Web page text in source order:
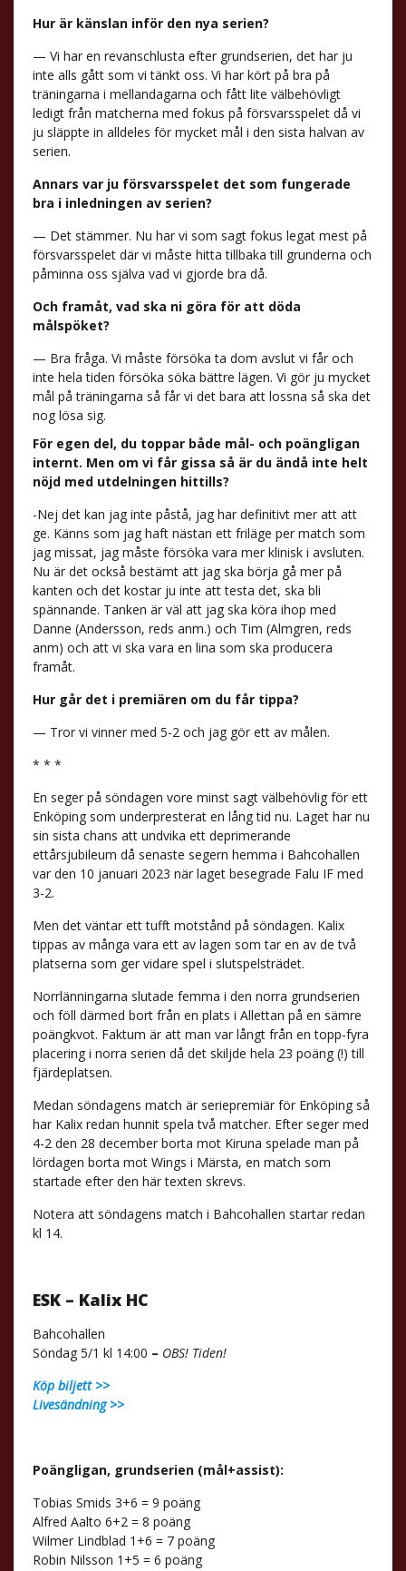
Hur är känslan inför den nya serien?
— Vi har en revanschlusta efter grundserien, det har ju
inte alls gått som vi tänkt oss. Vi har kört på bra på
träningarna i mellandagarna och fått lite välbehövligt
ledigt från matcherna med fokus på försvarsspelet då vi
ju släppte in alldeles för mycket mål i den sista halvan av
serien.
Annars var ju försvarsspelet det som fungerade
bra i inledningen av serien?
— Det stämmer. Nu har vi som sagt fokus legat mest på
försvarsspelet där vi måste hitta tillbaka till grunderna och
påminna oss själva vad vi gjorde bra då.
Och framåt, vad ska ni göra för att döda
målspöket?
— Bra fråga. Vi måste försöka ta dom avslut vi får och
inte hela tiden försöka söka bättre lägen. Vi gör ju mycket
mål på träningarna så får vi det bara att lossna så ska det
nog lösa sig.
För egen del, du toppar både mål- och poängligan
internt. Men om vi får gissa så är du ändå inte helt
nöjd med utdelningen hittills?
-Nej det kan jag inte påstå, jag har definitivt mer att att
ge. Känns som jag haft nästan ett friläge per match som
jag missat, jag måste försöka vara mer klinisk i avsluten.
Nu är det också bestämt att jag ska börja gå mer på
kanten och det kostar ju inte att testa det, ska bli
spännande. Tanken är väl att jag ska köra ihop med
Danne (Andersson, reds anm.) och Tim (Almgren, reds
anm) och att vi ska vara en lina som ska producera
framåt.
Hur går det i premiären om du får tippa?
— Tror vi vinner med 5-2 och jag gör ett av målen.
* * *
En seger på söndagen vore minst sagt välbehövlig för ett
Enköping som underpresterat en lång tid nu. Laget har nu
sin sista chans att undvika ett deprimerande
ettårsjubileum då senaste segern hemma i Bahcohallen
var den 10 januari 2023 när laget besegrade Falu IF med
3-2.
Men det väntar ett tufft motstånd på söndagen. Kalix
tippas av många vara ett av lagen som tar en av de två
platserna som ger vidare spel i slutspelsträdet.
Norrlänningarna slutade femma i den norra grundserien
och föll därmed bort från en plats i Allettan på en sämre
poängkvot. Faktum är att man var långt från en topp-fyra
placering i norra serien då det skiljde hela 23 poäng (!) till
fjärdeplatsen.
Medan söndagens match är seriepremiär för Enköping så
har Kalix redan hunnit spela två matcher. Efter seger med
4-2 den 28 december borta mot Kiruna spelade man på
lördagen borta mot Wings i Märsta, en match som
startade efter den här texten skrevs.
Notera att söndagens match i Bahcohallen startar redan
kl 14.
ESK – Kalix HC
Bahcohallen
Söndag 5/1 kl 14:00 – OBS! Tiden!
Köp biljett >>
Livesändning >>
Poängligan, grundserien (mål+assist):
Tobias Smids 3+6 = 9 poäng
Alfred Aalto 6+2 = 8 poäng
Wilmer Lindblad 1+6 = 7 poäng
Robin Nilsson 1+5 = 6 poäng